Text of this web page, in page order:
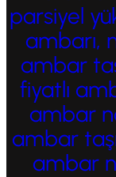
parsiyel
ambarı,
ambar
fiyatlı
ambar
ambar
ambar